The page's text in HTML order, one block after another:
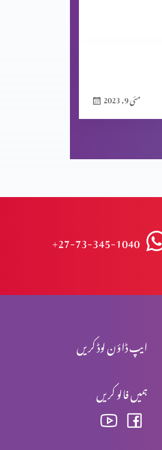
مئی 9, 2023
+27-73-345-1040
ایپ ڈاؤن لوڈ کریں
ہمیں فالو کریں